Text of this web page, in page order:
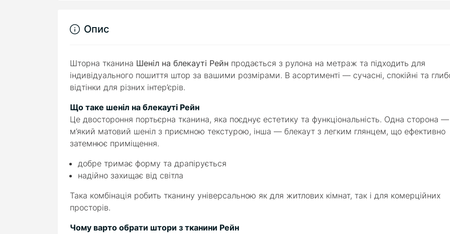
Опис
Шторна тканина Шеніл на блекауті Рейн продається з рулона на метраж та підходить для
індивідуального пошиття штор за вашими розмірами. В асортименті — сучасні, спокійні та
відтінки для різних інтер’єрів.
Що таке шеніл на блекауті Рейн
Це двостороння портьєрна тканина, яка поєднує естетику та функціональність. Одна сторона —
м’який матовий шеніл з приємною текстурою, інша — блекаут з легким глянцем, що ефективно
затемнює приміщення.
добре тримає форму та драпірується
надійно захищає від світла
Така комбінація робить тканину універсальною як для житлових кімнат, так і для комерційних
просторів.
Чому варто обрати штори з тканини Рейн